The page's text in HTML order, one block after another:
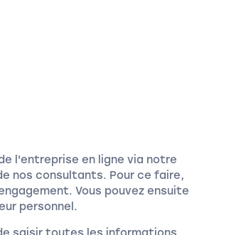
l'entreprise en ligne via notre
nos consultants. Pour ce faire,
Vous pouvez ensuite
personnel.